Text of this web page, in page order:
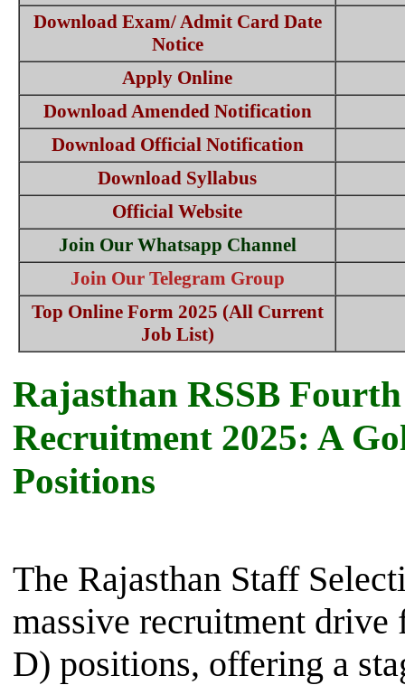
Download Exam/ Admit Card Date
Notice
Apply Online
Download Amended Notification
Download Official Notification
Download Syllabus
Official Website
Join Our Whatsapp Channel
Join Our Telegram Group
Top Online Form 2025 (All Current
Job List)
Rajasthan RSSB
Recruitment 2025: A
Positions
The Rajasthan Staff
massive recruitment
D) positions, offering a